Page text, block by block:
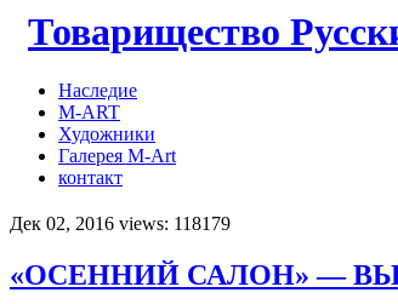
Товарищество
Наследие
M-ART
Художники
Галерея M-Art
контакт
Дек 02, 2016 views: 118179
«ОСЕННИЙ САЛОН» —